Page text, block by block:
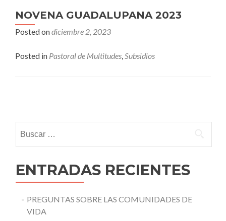
NOVENA GUADALUPANA 2023
Posted ondiciembre 2, 2023
Posted in Pastoral de Multitudes,Subsidios
navigation
ENTRADAS RECIENTES
PREGUNTAS SOBRE LAS COMUNIDADES DE
VIDA